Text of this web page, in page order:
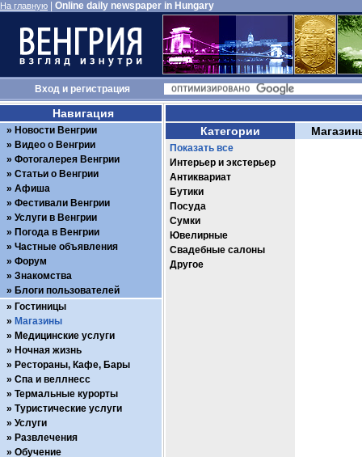
На главную Online daily newspaper in Hungary
Входи регистрация
Категории
Показать все
Интерьер и экстерьер
Антиквариат
Бутики
Посуда
Сумки
Ювелирные
Свадебные салоны
Другое
Навигация
Новости Венгрии
Видео о Венгрии
Фотогалерея Венгрии
Статьи о Венгрии
Афиша
Фестивали Венгрии
Услуги в Венгрии
Погода в Венгрии
Частные объявления
Форум
Знакомства
Блоги пользователей
Гостиницы
Магазины
Медицинские услуги
Ночная жизнь
Рестораны, Кафе, Бары
Спа и веллнесс
Термальные курорты
Туристические услуги
Услуги
Развлечения
Обучение